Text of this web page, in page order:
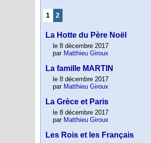
1 2
La Hotte du Père Noël
le 8 décembre 2017
par Matthieu Giroux
La famille MARTIN
le 8 décembre 2017
par Matthieu Giroux
La Grèce et Paris
le 8 décembre 2017
par Matthieu Giroux
Les Rois et les Français